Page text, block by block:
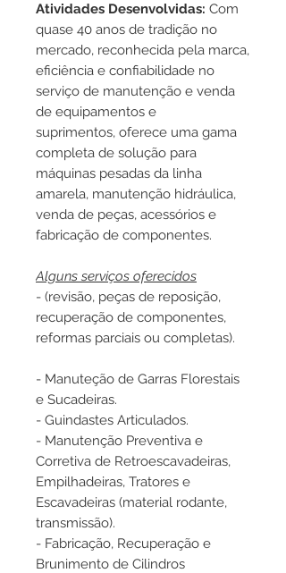
Atividades Desenvolvidas: Com
quase 40 anos de tradição no
mercado, reconhecida pela marca,
eficiência e confiabilidade no
serviço de manutenção e venda
de equipamentos e
suprimentos, oferece uma gama
completa de solução para
máquinas pesadas da linha
amarela, manutenção hidráulica,
venda de peças, acessórios e
fabricação de componentes.
Alguns serviços oferecidos
- (revisão, peças de reposição,
recuperação de componentes,
reformas parciais ou completas).
- Manuteção de Garras Florestais
e Sucadeiras.
- Guindastes Articulados.
- Manutenção Preventiva e
Corretiva de Retroescavadeiras,
Empilhadeiras, Tratores e
Escavadeiras (material rodante,
transmissão).
- Fabricação, Recuperação e
Brunimento de Cilindros